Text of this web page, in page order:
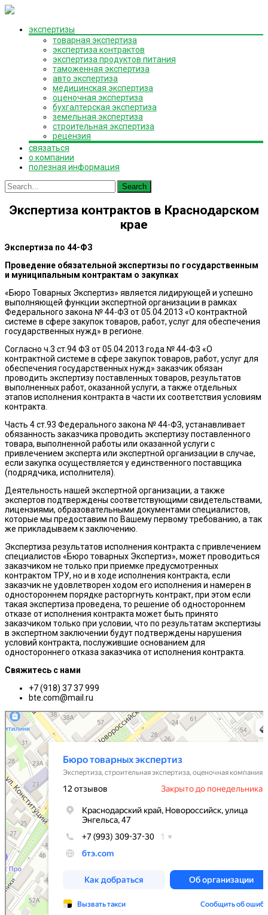
Skip
экспертизы
товарная экспертиза
экспертиза контрактов
экспертиза продуктов питания
таможенная экспертиза
авто экспертиза
медицинская экспертиза
оценочная экспертиза
бухгалтерская экспертиза
земельная экспертиза
строительная экспертиза
рецензия
связаться
о компании
полезная информация
Search
for:
Экспертиза контрактов в Краснодарском
крае
Экспертиза по 44-ФЗ
Проведение обязательной экспертизы по государственным
и муниципальным контрактам о закупках
«Бюро Товарных Экспертиз» является лидирующей и успешно
выполняющей функции экспертной организации в рамках
Федерального закона № 44-ФЗ от 05.04.2013 «О контрактной
системе в сфере закупок товаров, работ, услуг для обеспечения
государственных нужд» в регионе.
Согласно ч.3 ст.94 ФЗ от 05.04.2013 года № 44-ФЗ «О
контрактной системе в сфере закупок товаров, работ, услуг для
обеспечения государственных нужд» заказчик обязан
проводить экспертизу поставленных товаров, результатов
выполненных работ, оказанной услуги, а также отдельных
этапов исполнения контракта в части их соответствия условиям
контракта.
Часть 4 ст.93 Федерального закона № 44-ФЗ, устанавливает
обязанность заказчика проводить экспертизу поставленного
товара, выполненной работы или оказанной услуги с
привлечением эксперта или экспертной организации в случае,
если закупка осуществляется у единственного поставщика
(подрядчика, исполнителя).
Деятельность нашей экспертной организации, а также
экспертов подтверждены соответствующими свидетельствами,
лицензиями, образовательными документами специалистов,
которые мы предоставим по Вашему первому требованию, а так
же прикладываем к заключению.
Экспертиза результатов исполнения контракта с привлечением
специалистов «Бюро товарных Экспертиз», может проводиться
заказчиком не только при приемке предусмотренных
контрактом ТРУ, но и в ходе исполнения контракта, если
заказчик не удовлетворен ходом его исполнения и намерен в
одностороннем порядке расторгнуть контракт, при этом если
такая экспертиза проведена, то решение об одностороннем
отказе от исполнения контракта может быть принято
заказчиком только при условии, что по результатам экспертизы
в экспертном заключении будут подтверждены нарушения
условий контракта, послужившие основанием для
одностороннего отказа заказчика от исполнения контракта.
Свяжитесь с нами
+7 (918) 37 37 999
bte.com@mail.ru
Бюро товарных экспертиз
Экспертиза в Новороссийске
Строительная экспертиза и технадзор в Новороссийске